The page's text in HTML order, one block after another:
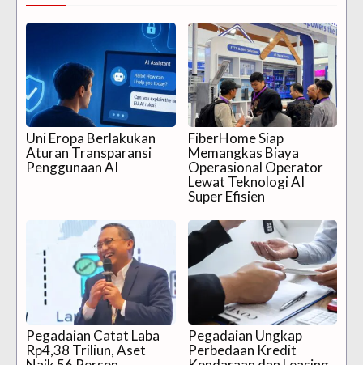
Uni Eropa Berlakukan
Aturan Transparansi
Penggunaan AI
FiberHome Siap
Memangkas Biaya
Operasional Operator
Lewat Teknologi AI
Super Efisien
Pegadaian Catat Laba
Rp4,38 Triliun, Aset
Pegadaian Ungkap
Perbedaan Kredit